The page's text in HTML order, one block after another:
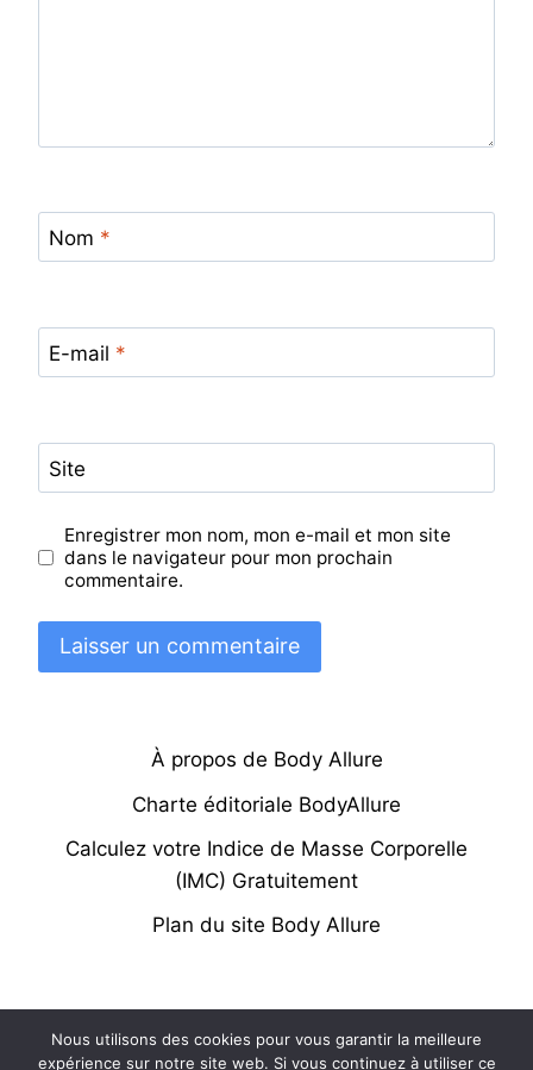
Nom *
E-mail *
Site
Enregistrer mon nom, mon e-mail et mon site
dans le navigateur pour mon prochain
commentaire.
À propos de Body Allure
Charte éditoriale BodyAllure
Calculez votre Indice de Masse Corporelle
(IMC) Gratuitement
Plan du site Body Allure
© 2026 Body Allure - Tous droits réservés |
Nous utilisons des cookies pour vous garantir la meilleure
expérience sur notre site web. Si vous continuez à utiliser ce